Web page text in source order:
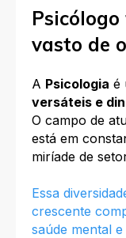
vasto de
A Psicologia é
versáteis e
O campo de
está em
miríade de
Essa
crescente
saúde mental